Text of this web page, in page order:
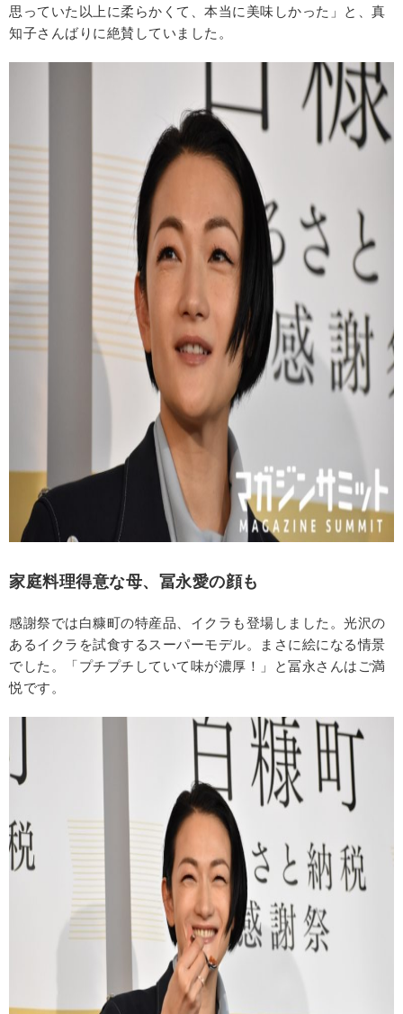
思っていた以上に柔らかくて、本当に美味しかった」と、真
知子さんばりに絶賛していました。
家庭料理得意な母、冨永愛の顔も
感謝祭では白糠町の特産品、イクラも登場しました。光沢の
あるイクラを試食するスーパーモデル。まさに絵になる情景
でした。「プチプチしていて味が濃厚！」と冨永さんはご満
悦です。